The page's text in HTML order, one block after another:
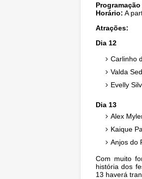
Horário: A
Atrações:
Dia 12
Carlinho
Valda
Evelly
Dia 13
Alex
Kaique
Anjos do
Com muito
história dos
13 haverá